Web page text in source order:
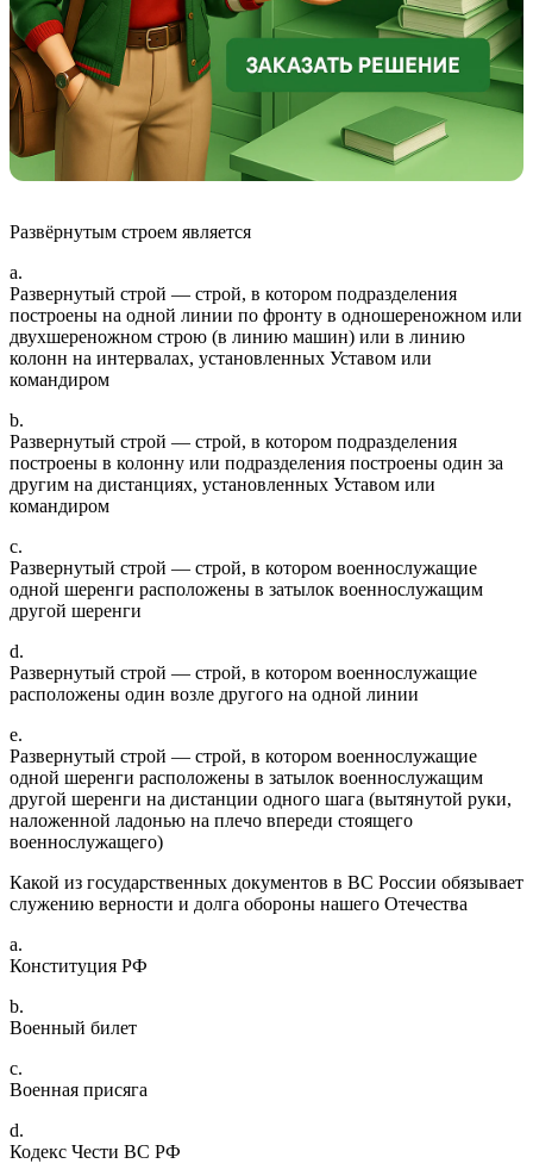
Развёрнутым строем является
a.
Развернутый строй — строй, в котором подразделения
построены на одной линии по фронту в одношереножном или
двухшереножном строю (в линию машин) или в линию
колонн на интервалах, установленных Уставом или
командиром
b.
Развернутый строй — строй, в котором подразделения
построены в колонну или подразделения построены один за
другим на дистанциях, установленных Уставом или
командиром
c.
Развернутый строй — строй, в котором военнослужащие
одной шеренги расположены в затылок военнослужащим
другой шеренги
d.
Развернутый строй — строй, в котором военнослужащие
расположены один возле другого на одной линии
e.
Развернутый строй — строй, в котором военнослужащие
одной шеренги расположены в затылок военнослужащим
другой шеренги на дистанции одного шага (вытянутой руки,
наложенной ладонью на плечо впереди стоящего
военнослужащего)
Какой из государственных документов в ВС России обязывает
служению верности и долга обороны нашего Отечества
a.
Конституция РФ
b.
Военный билет
c.
Военная присяга
d.
Кодекс Чести ВС РФ